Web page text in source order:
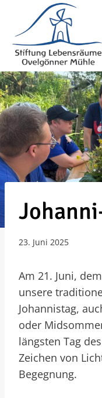
springen
23. Juni 2025
Am 21. Juni,
unsere
Johannistag,
oder
längsten Tag
Zeichen von
Begegnung.